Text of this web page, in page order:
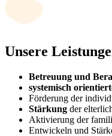
Unsere
Betreuung und
systemisch
Förderung der
Stärkung der
Aktivierung der
Entwickeln und